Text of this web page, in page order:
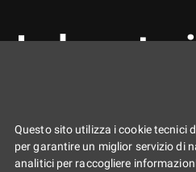
Questo sito utilizza i cookie tecnici
per garantire un miglior servizio di
analitici per raccogliere